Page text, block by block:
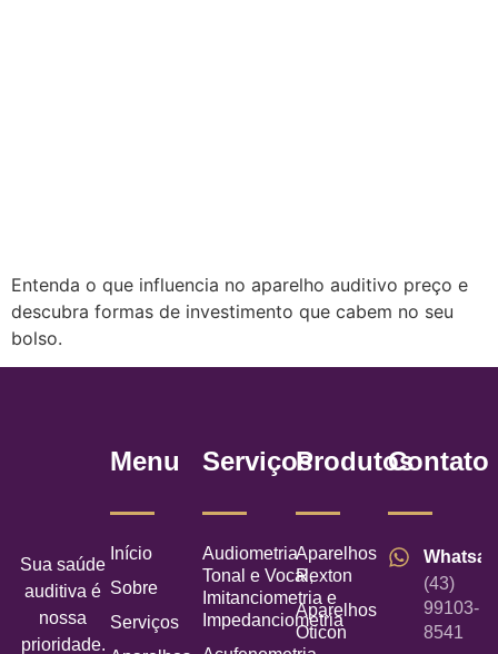
Entenda o que influencia no aparelho auditivo preço e
descubra formas de investimento que cabem no seu
bolso.
Sua saúde
auditiva é
nossa
prioridade.
Menu
Início
Sobre
Serviços
Serviços
Audiometria
Tonal e Vocal,
Imitanciometria e
Impedanciometria
Produtos
Aparelhos
Rexton
Aparelhos
Oticon
Contato
(43)
99103-
8541